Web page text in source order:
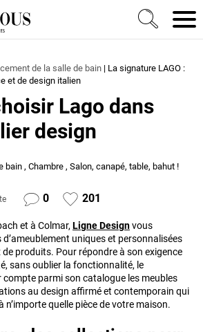
et Nous Construction, rénovation &
de la salle de bain | La signature LAGO :
et de design italien
Lago dans
design
bain , Chambre , Salon, canapé, table, bahut !
0 201
et à Colmar, Ligne Designvous
uniques et personnalisées
produits. Pour répondre à son exigence
sans oublier la fonctionnalité, le
compte parmi son catalogue les meubles
au design affirmé et contemporain qui
quelle pièce de votre maison.